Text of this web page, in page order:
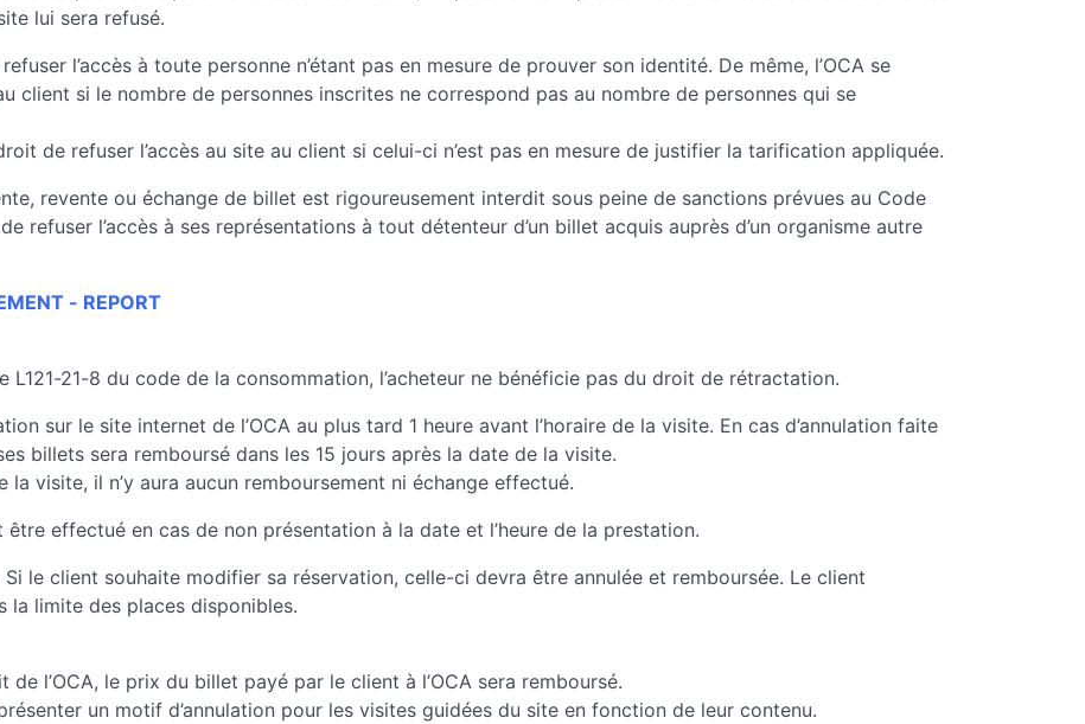
lui sera refusé.
l’accès à toute personne n’étant pas en mesure de prouver son identité. De même, l’OCA se
client si le nombre de personnes inscrites ne correspond pas au nombre de personnes qui se
de refuser l’accès au site au client si celui-ci n’est pas en mesure de justifier la tarification appliquée.
revente ou échange de billet est rigoureusement interdit sous peine de sanctions prévues au Code
refuser l’accès à ses représentations à tout détenteur d’un billet acquis auprès d’un organisme autre
- REPORT
L121-21-8 du code de la consommation, l’acheteur ne bénéficie pas du droit de rétractation.
sur le site internet de l’OCA au plus tard 1 heure avant l’horaire de la visite. En cas d’annulation faite
billets sera remboursé dans les 15 jours après la date de la visite.
la visite, il n’y aura aucun remboursement ni échange effectué.
effectué en cas de non présentation à la date et l’heure de la prestation.
Si le client souhaite modifier sa réservation, celle-ci devra être annulée et remboursée. Le client
la limite des places disponibles.
de l’OCA, le prix du billet payé par le client à l’OCA sera remboursé.
un motif d’annulation pour les visites guidées du site en fonction de leur contenu.